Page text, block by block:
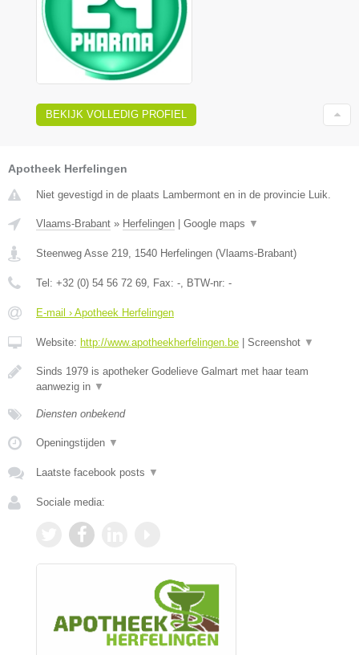
BEKIJK VOLLEDIG PROFIEL
Apotheek Herfelingen
Niet gevestigd in de plaats Lambermont en in de provincie Luik.
Vlaams-Brabant » Herfelingen Google maps ▼
Steenweg Asse 219 1540 Herfelingen (Vlaams-Brabant)
Tel: +32 (0) 54 56 72 69 , Fax: - , BTW-nr: -
E-mail › Apotheek Herfelingen
Website: http://www.apotheekherfelingen.be Screenshot ▼
Sinds 1979 is apotheker Godelieve Galmart met haar team
aanwezig in ▼
Diensten onbekend
Openingstijden ▼
Laatste facebook posts ▼
Sociale media: